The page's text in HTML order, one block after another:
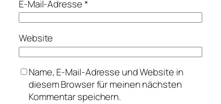
E-Mail-Adresse*
Website
Name, E-Mail-Adresse und Website in
diesem Browser für meinen nächsten
Kommentar speichern.